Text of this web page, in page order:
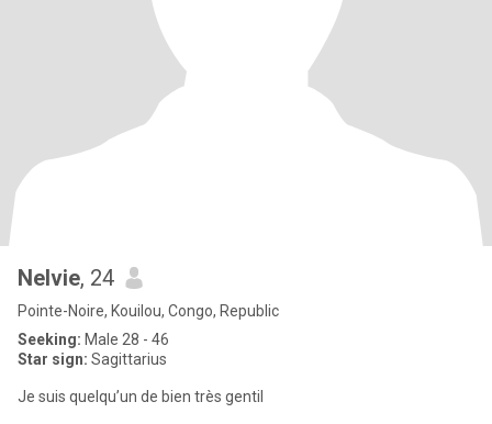
Nelvie, 24
Pointe-Noire, Kouilou, Congo, Republic
Seeking: Male 28 - 46
Star sign: Sagittarius
Je suis quelqu’un de bien très gentil